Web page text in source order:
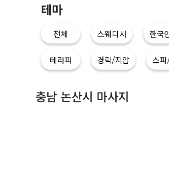
테마
전체 스웨디시 한국
테라피 경락/지압 스
충남 논산시 마사지